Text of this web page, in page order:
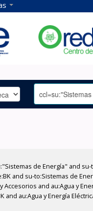
de Energía" and su-
and su-to:Sistemas de
and au:Agua y
and au:Agua y Energía